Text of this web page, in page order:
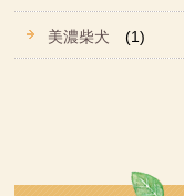
美濃柴犬 (1)